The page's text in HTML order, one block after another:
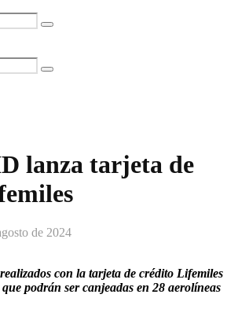
Search
Search
lanza tarjeta de
de 2024
con la tarjeta de crédito Lifemiles
podrán ser canjeadas en 28 aerolíneas